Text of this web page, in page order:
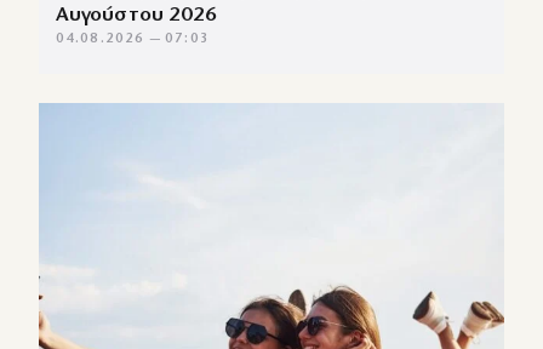
Αυγούστου 2026
04.08.2026 — 07:03